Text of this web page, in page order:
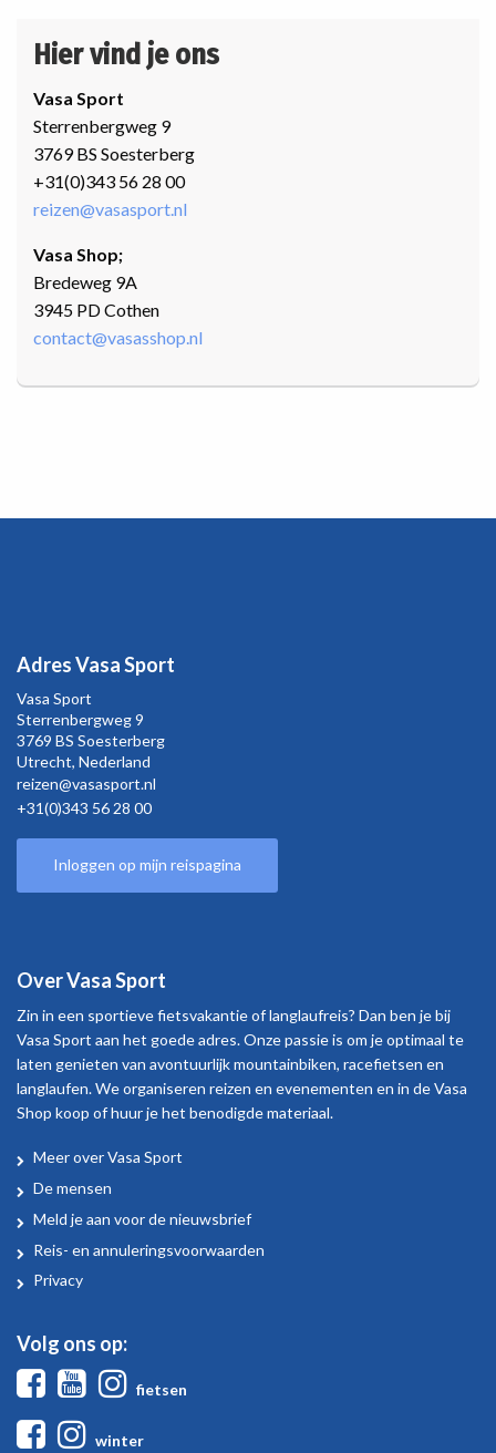
Hier vind je ons
Vasa Sport
Sterrenbergweg 9
3769 BS Soesterberg
+31(0)343 56 28 00
reizen@vasasport.nl
Vasa Shop;
Bredeweg 9A
3945 PD Cothen
contact@vasasshop.nl
Adres Vasa Sport
Vasa Sport
Sterrenbergweg9
3769 BS Soesterberg
Utrecht, Nederland
reizen@vasasport.nl
+31(0)343 56 28 00
Inloggen op mijn reispagina
Over Vasa Sport
Zin in een sportieve fietsvakantie of langlaufreis? Dan ben je bij
Vasa Sport aan het goede adres. Onze passie is om je optimaal te
laten genieten van avontuurlijk mountainbiken, racefietsen en
langlaufen. We organiseren reizen en evenementen en in de Vasa
Shop koop of huur je het benodigde materiaal.
Over
Vasa
Sport
Meer over Vasa Sport
De mensen
Meld je aan voor de nieuwsbrief
Reis- en annuleringsvoorwaarden
Privacy
Volg ons op:
FacebookYoutube
fietsen
Facebook
winter